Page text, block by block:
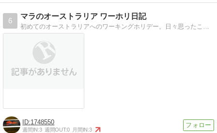
6
マラのオーストラリア ワーホリ日記
初めてのオーストラリアへのワーキングホリデー。日々思ったこと、感じたことを書いて行きます。
1748550
週間IN:3 週間OUT:0 月間IN:3